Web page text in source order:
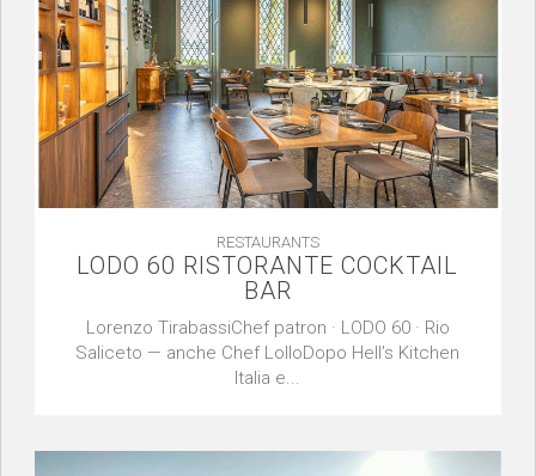
RESTAURANTS
LODO 60 RISTORANTE COCKTAIL
BAR
Lorenzo TirabassiChef patron · LODO 60 · Rio
Saliceto — anche Chef LolloDopo Hell’s Kitchen
Italia e...